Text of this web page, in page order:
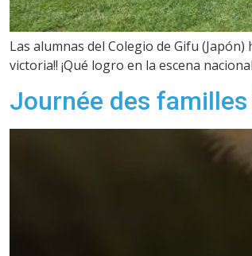
Las alumnas del Colegio de Gifu
victoria!! ¡Qué logro en la escena
Journée des